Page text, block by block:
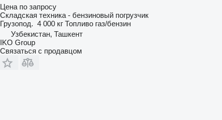
Цена по запросу
Складская техника - бензиновый погрузчик
Грузопод. 4 000 кг Топливо газ/бензин
Узбекистан, Ташкент
IKO Group
Связаться с продавцом